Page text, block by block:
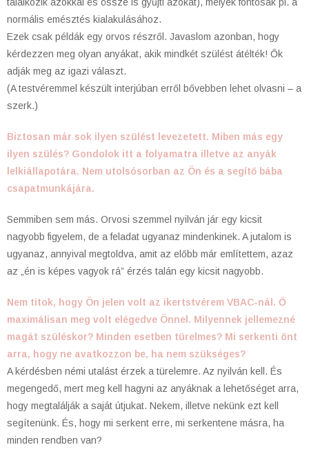
normális emésztés kialakulásához.
Ezek csak példák egy orvos részről. Javaslom azonban, hogy
kérdezzen meg olyan anyákat, akik mindkét szülést átélték! Ők
adják meg az igazi választ.
(A testvéremmel készült interjúban erről bővebben lehet olvasni – a
szerk.)
Biztosan már sok ilyen szülést levezetett. Miben más egy
ilyen szülés? Gondolok itt a folyamatra illetve az anyák
lelkiállapotára. Nem utolsósorban az Ön és a segítő bába
csapatmunkájára.
Semmiben sem más. Orvosi szemmel nyilván jár egy kicsit
nagyobb figyelem, de a feladat ugyanaz mindenkinek. A jutalom is
ugyanaz, annyival megtoldva, amit az előbb már említettem, azaz
az „én is képes vagyok rá” érzés talán egy kicsit nagyobb.
Nem titok, hogy Ön jelen volt az ikertstvérem VBAC-nál. Ő
maximálisan meg volt elégedve Önnel. Milyennek jellemezné
magát szüléskor? Minden esetben türelmes? Mi serkenti önt
arra, hogy ne avatkozzon be, ha nem szükséges?
A kérdésben némi utalást érzek a türelemre. Az nyilván kell. És
megengedő, mert meg kell hagyni az anyáknak a lehetőséget arra,
hogy megtalálják a saját útjukat. Nekem, illetve nekünk ezt kell
segítenünk. És, hogy mi serkent erre, mi serkentene másra, ha
minden rendben van?